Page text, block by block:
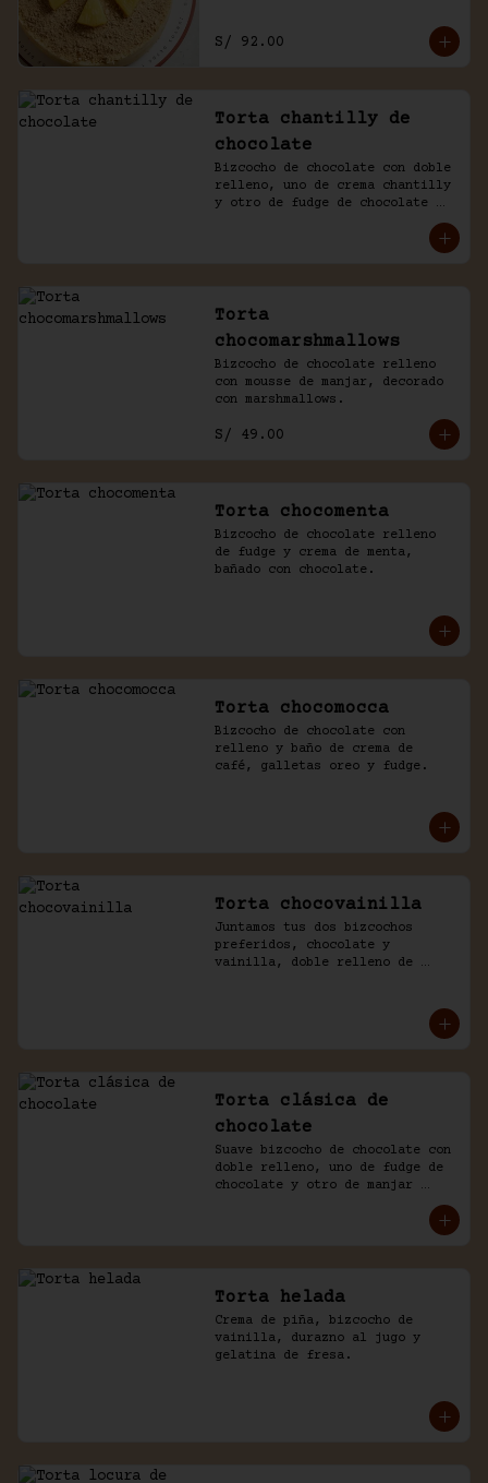
S/ 92.00
Torta chantilly de
chocolate
Bizcocho de chocolate con doble
relleno, uno de crema chantilly
y otro de fudge de chocolate
Torta
chocomarshmallows
Bizcocho de chocolate relleno
con mousse de manjar, decorado
con marshmallows.
S/ 49.00
Torta chocomenta
Bizcocho de chocolate relleno
de fudge y crema de menta,
bañado con chocolate.
Torta chocomocca
Bizcocho de chocolate con
relleno y baño de crema de
café, galletas oreo y fudge.
Torta chocovainilla
Juntamos tus dos bizcochos
preferidos, chocolate y
vainilla, doble relleno de
Torta clásica de
chocolate
Suave bizcocho de chocolate con
doble relleno, uno de fudge de
chocolate y otro de manjar
blanco. Cubierto en más fudge y
Torta helada
Crema de piña, bizcocho de
vainilla, durazno al jugo y
gelatina de fresa.